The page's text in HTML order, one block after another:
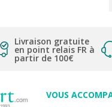
Livraison gratuite
en point relais FR à
partir de 100€
VOUS